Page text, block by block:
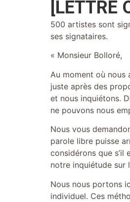
[LETTRE
500 artistes sont
ses signataires.
« Monsieur Bolloré,
Au moment où nous
juste après des
et nous inquiétons.
ne pouvons nous
Nous vous
parole libre puisse
considérons que
notre inquiétude sur
Nous nous portons
individuel. Ces